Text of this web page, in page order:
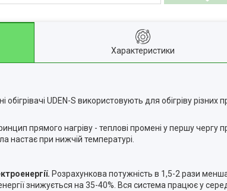
Характеристики
обігрівачі UDEN-S використовують для обігріву
прямого нагріву - теплові промені у першу чергу
настає при нижчій температурі.
Розрахункова потужність в 1,5-2 рази
знижується на 35-40%. Вся система працює у